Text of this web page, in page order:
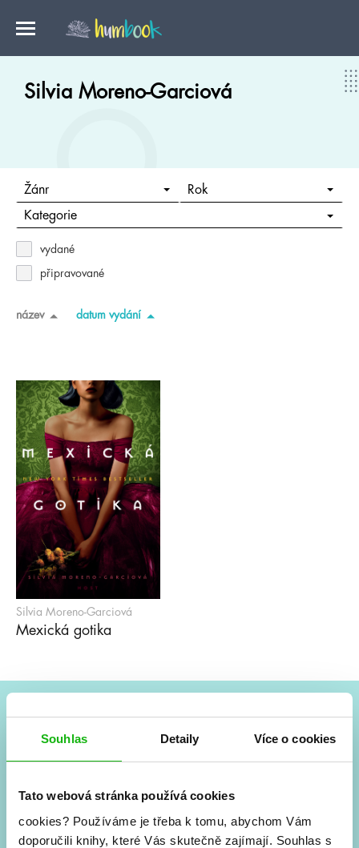
Souhlas Detaily Více o cookies
Tato webová stránka používá cookies
cookies? Používáme je třeba k tomu, abychom Vám
doporučili knihy, které Vás skutečně zajímají. Souhlas s
Silvia Moreno-Garciová
Žánr Rok
Kategorie
vydané
připravované
název datum vydání
Silvia Moreno-Garciová
Mexická gotika
#HumbookNews
a seriálové adaptace a další.